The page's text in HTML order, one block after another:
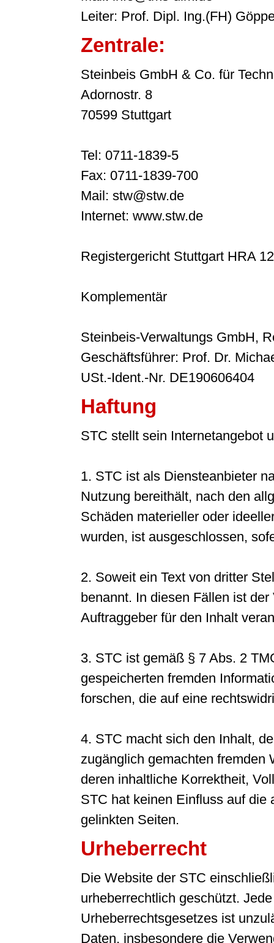
Leiter: Prof. Dipl. Ing.(FH)
Zentrale:
Steinbeis GmbH & Co. für
Adornostr. 8
70599 Stuttgart
Tel: 0711-1839-5
Fax: 0711-1839-700
Mail: stw@stw.de
Internet: www.stw.de
Registergericht Stuttgart HRA
Komplementär
Steinbeis-Verwaltungs GmbH,
Geschäftsführer: Prof. Dr.
USt.-Ident.-Nr. DE190606404
Haftung
STC stellt sein Internetangebot
1. STC ist als Diensteanbieter
Nutzung bereithält, nach den
Schäden materieller oder
wurden, ist ausgeschlossen,
2. Soweit ein Text von dritter
benannt. In diesen Fällen ist
Auftraggeber für den Inhalt
3. STC ist gemäß § 7 Abs. 2
gespeicherten fremden
forschen, die auf eine
4. STC macht sich den Inhalt,
zugänglich gemachten fremden
deren inhaltliche Korrektheit,
STC hat keinen Einfluss auf die
gelinkten Seiten.
Urheberrecht
Die Website der STC
urheberrechtlich geschützt.
Urheberrechtsgesetzes ist
Daten, insbesondere die